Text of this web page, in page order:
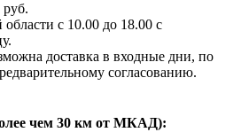
руб.
с 10.00 до 18.00 с
доставка в входные дни, по
согласованию.
чем 30 км от МКАД):